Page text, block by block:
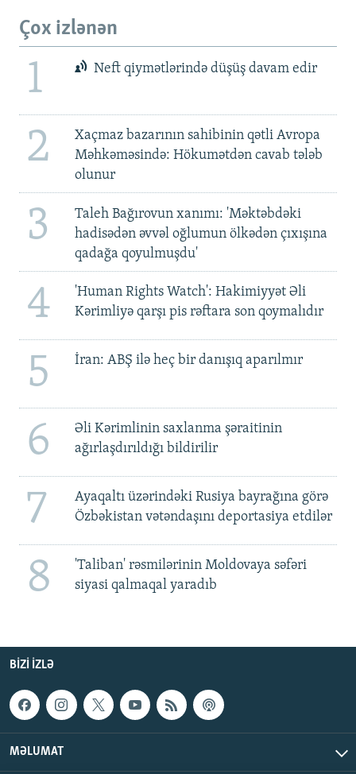
Çox izlənən
1 Neft qiymətlərində düşüş davam edir
2
Xaçmaz bazarının sahibinin qətli Avropa
Məhkəməsində: Hökumətdən cavab tələb
olunur
3
Taleh Bağırovun xanımı: 'Məktəbdəki
hadisədən əvvəl oğlumun ölkədən çıxışına
qadağa qoyulmuşdu'
4
'Human Rights Watch': Hakimiyyət Əli
Kərimliyə qarşı pis rəftara son qoymalıdır
5 İran: ABŞ ilə heç bir danışıq aparılmır
6
Əli Kərimlinin saxlanma şəraitinin
ağırlaşdırıldığı bildirilir
7
Ayaqaltı üzərindəki Rusiya bayrağına görə
Özbəkistan vətəndaşını deportasiya etdilər
8
'Taliban' rəsmilərinin Moldovaya səfəri
siyasi qalmaqal yaradıb
BIZI IZLƏ
MƏLUMAT